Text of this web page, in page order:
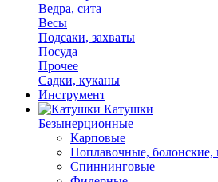
Ведра, сита
Весы
Подсаки, захваты
Посуда
Прочее
Садки, куканы
Инструмент
Катушки
Безынерционные
Карповые
Поплавочные, болонские,
Спиннинговые